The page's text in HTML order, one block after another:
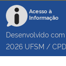
Acesso à
Informação
Desenvolvido
2026 UFSM / CPD